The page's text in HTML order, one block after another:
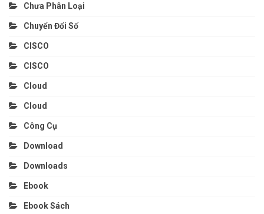
Chưa Phân Loại
Chuyển Đổi Số
CISCO
CISCO
Cloud
Cloud
Công Cụ
Download
Downloads
Ebook
Ebook Sách